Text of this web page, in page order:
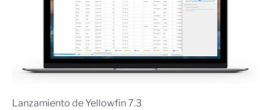
Lanzamiento de Yellowfin 7.3